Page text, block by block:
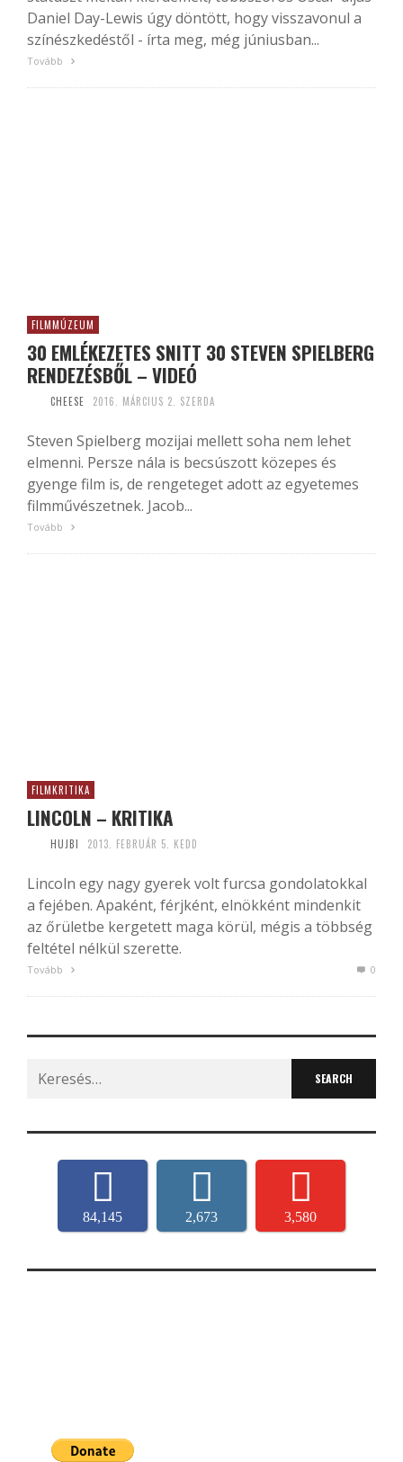
Daniel Day-Lewis úgy döntött, hogy visszavonul a
színészkedéstől - írta meg, még júniusban...
Tovább
FILMMÚZEUM
30 EMLÉKEZETES SNITT 30 STEVEN SPIELBERG
RENDEZÉSBŐL – VIDEÓ
CHEESE 2016. MÁRCIUS 2. SZERDA
Steven Spielberg mozijai mellett soha nem lehet
elmenni. Persze nála is becsúszott közepes és
gyenge film is, de rengeteget adott az egyetemes
filmművészetnek. Jacob...
Tovább
FILMKRITIKA
LINCOLN – KRITIKA
HUJBI 2013. FEBRUÁR 5. KEDD
Lincoln egy nagy gyerek volt furcsa gondolatokkal
a fejében. Apaként, férjként, elnökként mindenkit
az őrületbe kergetett maga körül, mégis a többség
feltétel nélkül szerette.
Tovább 0
Search
for:
84,145 2,673 3,580